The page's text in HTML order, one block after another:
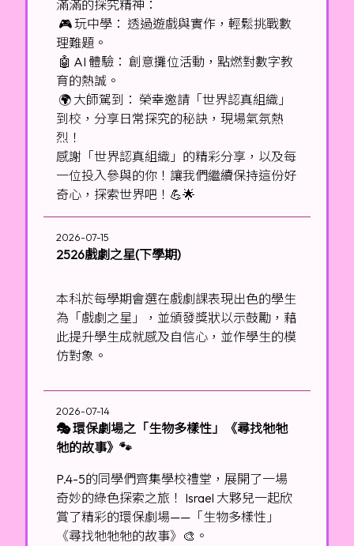
滿滿的探究精神：
🎮 玩中學： 透過遊戲與實作，輕鬆挑戰數
理難題。
🤖 AI 體驗： 創意攤位活動，點燃對數字教
育的熱誠。
🌍 大師駕到： 榮幸邀請「世界認真組織」
到校，分享日常探究的秘訣，現場氣氛熱
烈！
感謝「世界認真組織」的精彩分享，以及每
一位投入參與的你！讓我們繼續保持這份好
奇心，探索世界吧！💪🌟
2026-07-15
2526戲劇之星(下學期)
本科於每學期會選在戲劇課表現出色的學生
為「戲劇之星」，並頒發獎狀以示鼓勵，藉
此提升學生成就感及自信心，並作學生的模
仿對象。
2026-07-14
🎭 環保劇場之「生物多樣性」《尋找牠牠
牠的故事》🐾
P.4-5的同學們齊集學校禮堂，展開了一場
奇妙的綠色探索之旅！ Israel 大夥兒一起欣
賞了精彩的環保劇場——「生物多樣性」
《尋找牠牠牠的故事》🎨。